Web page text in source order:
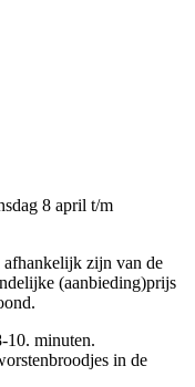
8 april t/m
afhankelijk zijn van de
(aanbieding)prijs
10. minuten.
in de